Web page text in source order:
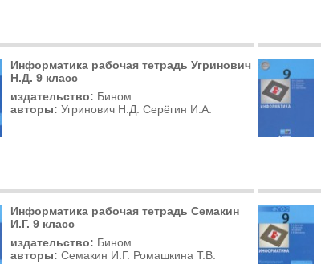
Информатика рабочая тетрадь Угринович
Н.Д. 9 класс
издательство: Бином
авторы: Угринович Н.Д. Серёгин И.А.
Информатика рабочая тетрадь Семакин
И.Г. 9 класс
издательство: Бином
авторы: Семакин И.Г. Ромашкина Т.В.